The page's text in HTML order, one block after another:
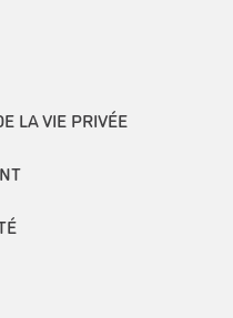
LA VIE PRIVÉE